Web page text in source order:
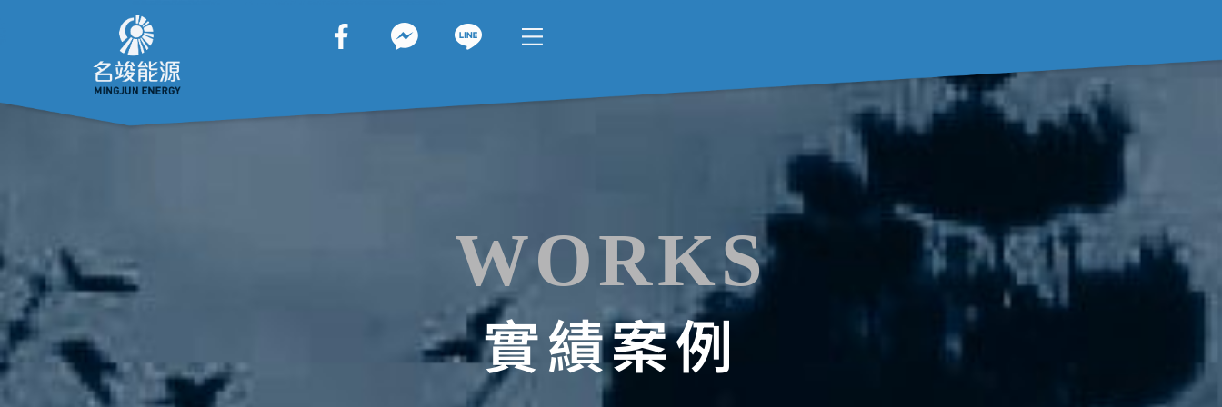
WORKS
實績案例